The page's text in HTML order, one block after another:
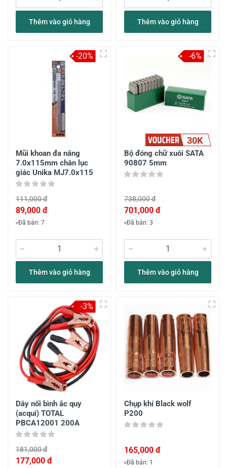
Thêm vào giỏ hàng Thêm vào giỏ hàng
Mũi khoan đa năng
7.0x115mm chân lục
giác Unika MJ7.0x115
111,000 đ
89,000 đ
Đã bán: 7
Thêm vào giỏ hàng
-20%
30K
Bộ đóng chữ xuôi SATA
90807 5mm
738,000 đ
701,000 đ
Đã bán: 3
Thêm vào giỏ hàng
-6%
Dây nối bình ắc quy
(acqui) TOTAL
PBCA12001 200A
181,000 đ
177,000 đ
-3%
Chụp khí Black wolf
P200
165,000 đ
Đã bán: 1